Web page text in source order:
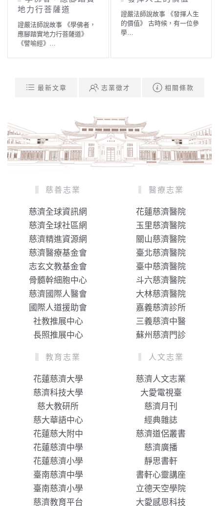
地力行菩薩道
證嚴法師說故事 《學佛者，
應腳踏實地力行菩薩道》
《譬喻經》…
證嚴法師說故事 《發揮人生
的價值》 古時候，有一位參
學…
最新文章 志業徵才 相關條款
慈善志業
慈濟全球資訊網
慈濟全球社區網
慈濟精進資源網
慈濟醫療基金會
志玄文教基金會
骨髓幹細胞中心
慈濟國際人醫會
國際人道援助會
社教推展中心
長照推展中心
醫療志業
花蓮慈濟醫院
玉里慈濟醫院
關山慈濟醫院
臺北慈濟醫院
臺中慈濟醫院
斗六慈濟醫院
大林慈濟醫院
嘉義慈濟診所
三義慈濟中醫
蘇州慈濟門診
教育志業
花蓮慈濟大學
慈濟科技大學
慈大教研所
慈大華語中心
花蓮慈大附中
花蓮慈濟中學
花蓮慈濟小學
臺南慈濟中學
臺南慈濟小學
慈濟教育平台
人文志業
慈濟人文志業
大愛電視臺
慈濟月刊
經典雜誌
慈濟道侶叢書
慈濟廣播
靜思書軒
書軒心靈講座
立德天空學院
大愛感恩科技